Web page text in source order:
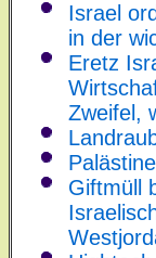
Israel
in der
Eretz
Zweifel,
Giftmüll